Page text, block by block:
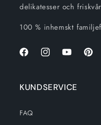
delikatesser och
100 % inhemskt
FacebookInstagramYoutube
KUNDSERVICE
FAQ